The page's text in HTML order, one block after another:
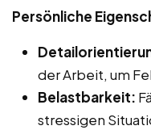
Persönliche
der Arbeit, um
Belastbarkeit:
stressigen